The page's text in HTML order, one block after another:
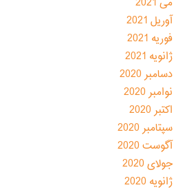
آوریل 2021
فوریه 2021
ژانویه 2021
دسامبر 2020
نوامبر 2020
اکتبر 2020
سپتامبر 2020
آگوست 2020
جولای 2020
ژانویه 2020